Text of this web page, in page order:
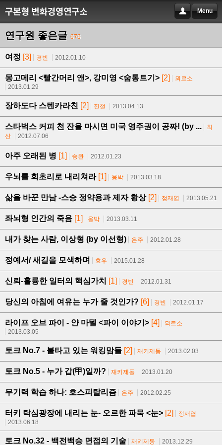
Menu
연구원 좋은글 676
여정 [3] 경빈 2012.01.10
몽고메리 <빨간머리 앤>, 강미영 <숨통트기> [2]
뫼르소
2013.01.29
장하도다 스텐카라친 [2] 진철 2013.04.13
스타벅스 커피 천 잔을 마시면 미국 영주권이 공짜! (by ...
희
산
2012.07.06
아주 오래된 병 [1] 승완 2012.01.23
우뇌를 회초리로 내리쳐라 [1] 옹박 2013.03.18
삶을 바꾼 만남 -스승 정약용과 제자 황상 [2] 정재엽 2013.05.21
좌뇌형 인간의 죽음 [1] 옹박 2013.03.11
내가 찾는 사람, 이상형 (by 이선형) 은주 2012.01.28
정예서/ 새길을 모색하며 효우 2015.01.28
신뢰-훌륭한 일터의 핵심가치 [1] 경빈 2012.01.31
당신의 아침에 여유는 누가 줄 것인가? [6] 경빈 2012.01.17
라이프 오브 파이 - 얀 마텔 <파이 이야기> [4]
뫼르소
2013.03.05
토크 No.7 - 불타고 있는 워킹맘들 [2] 재키제동 2013.02.03
토크 No.5 - 누가 갑(甲)일까? 재키제동 2013.01.20
무기력 학습 하나: 호스피탈리즘 은주 2012.02.25
터키 탁심광장에 내리는 눈- 오르한 파묵 <눈> [2]
정재엽
2013.06.18
토크 No.32 - 백전백승 면접의 기술 재키제동 2013.12.29